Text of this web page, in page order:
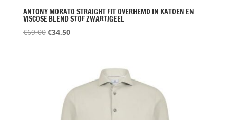
ANTONY MORATO STRAIGHT FIT OVERHEMD IN KATOEN EN
VISCOSE BLEND STOF ZWART/GEEL
€69,00 Oorspronkelijke
€34,50Huidige